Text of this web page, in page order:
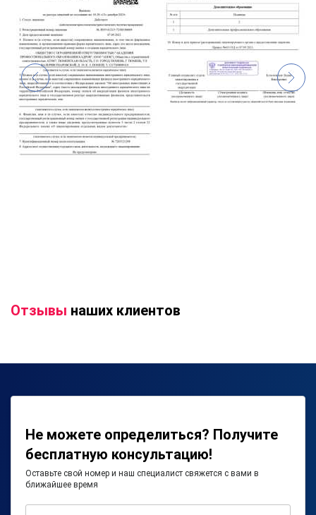
Отзывы наших клиентов
Не можете определиться? Получите
бесплатную консультацию!
Оставьте свой номер и наш специалист свяжется с вами в
ближайшее время